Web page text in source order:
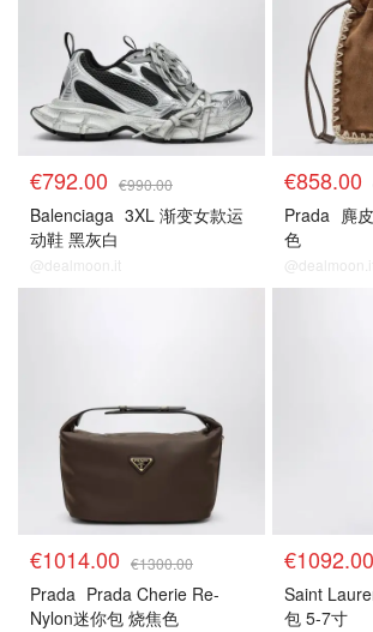
€792.00 €990.00
Balenciaga 3XL 渐变女款运
动鞋 黑灰白
@dealmoon.it
€858.00
Prada 麂
色
@dealmoon.it
€1014.00 €1300.00
Prada Prada Cherie Re-
Nylon迷你包 烧焦色
€1092.00
Saint
包 5-7寸